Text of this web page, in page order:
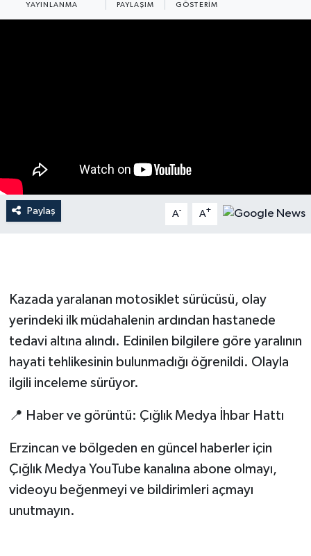
YAYINLANMA PAYLAŞIM GÖSTERIM
Paylaş A- A+
Kazada yaralanan motosiklet sürücüsü, olay
yerindeki ilk müdahalenin ardından hastanede
tedavi altına alındı. Edinilen bilgilere göre yaralının
hayati tehlikesinin bulunmadığı öğrenildi. Olayla
ilgili inceleme sürüyor.
📍 Haber ve görüntü: Çığlık Medya İhbar Hattı
Erzincan ve bölgeden en güncel haberler için
Çığlık Medya YouTube kanalına abone olmayı,
videoyu beğenmeyi ve bildirimleri açmayı
unutmayın.